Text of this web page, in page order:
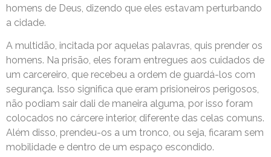
homens de Deus, dizendo que eles estavam perturbando
a cidade.
A multidão, incitada por aquelas palavras, quis prender os
homens. Na prisão, eles foram entregues aos cuidados de
um carcereiro, que recebeu a ordem de guardá-los com
segurança. Isso significa que eram prisioneiros perigosos,
não podiam sair dali de maneira alguma, por isso foram
colocados no cárcere interior, diferente das celas comuns.
Além disso, prendeu-os a um tronco, ou seja, ficaram sem
mobilidade e dentro de um espaço escondido.